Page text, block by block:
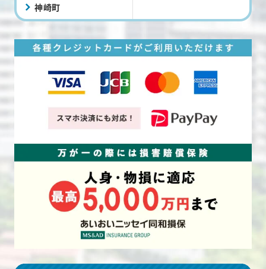
神崎町